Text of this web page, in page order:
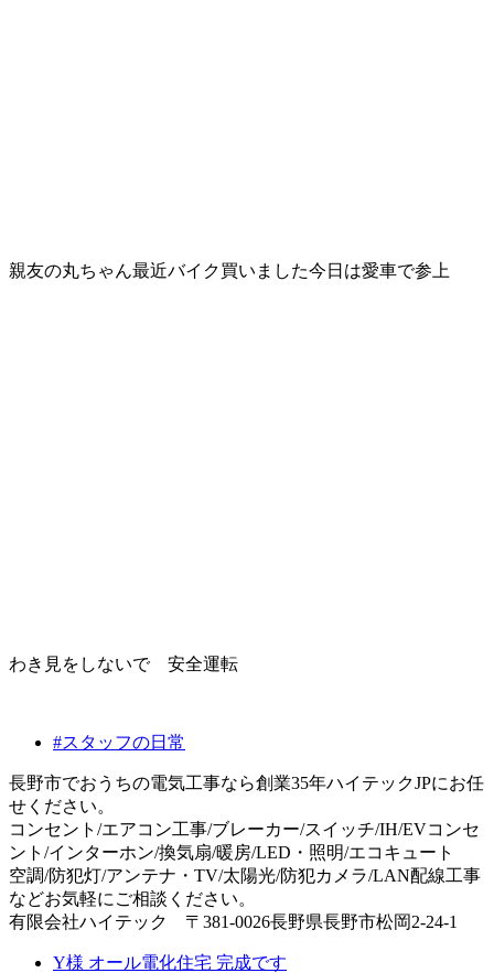
親友の丸ちゃん最近バイク買いました今日は愛車で参上
わき見をしないで 安全運転
#スタッフの日常
長野市でおうちの電気工事なら創業35年ハイテックJPにお任
せください。
コンセント/エアコン工事/ブレーカー/スイッチ/IH/EVコンセ
ント/インターホン/換気扇/暖房/LED・照明/エコキュート
空調/防犯灯/アンテナ・TV/太陽光/防犯カメラ/LAN配線工事
などお気軽にご相談ください。
有限会社ハイテック 〒381-0026長野県長野市松岡2-24-1
Y様 オール電化住宅 完成です